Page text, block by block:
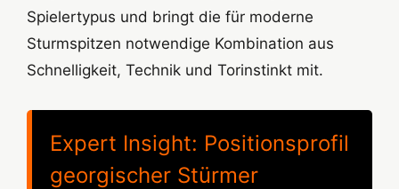
Spielertypus und bringt die für moderne
Sturmspitzen notwendige Kombination aus
Schnelligkeit, Technik und Torinstinkt mit.
Expert Insight: Positionsprofil
georgischer Stürmer